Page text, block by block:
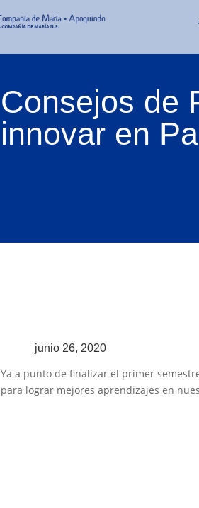
Consejos de
innovar en
junio 26, 2020
Ya a punto de finalizar el primer
para lograr mejores aprendizajes en